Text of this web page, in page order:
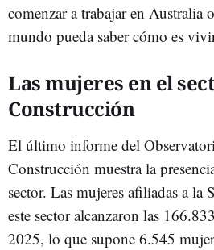
comenzar a trabajar en Australia
mundo pueda saber cómo es
Las mujeres en el
Construcción
El último informe del
Construcción muestra la
sector. Las mujeres afiliadas a la
este sector alcanzaron las
2025, lo que supone 6.545